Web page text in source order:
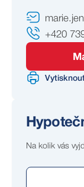
+420
Na kolik vás